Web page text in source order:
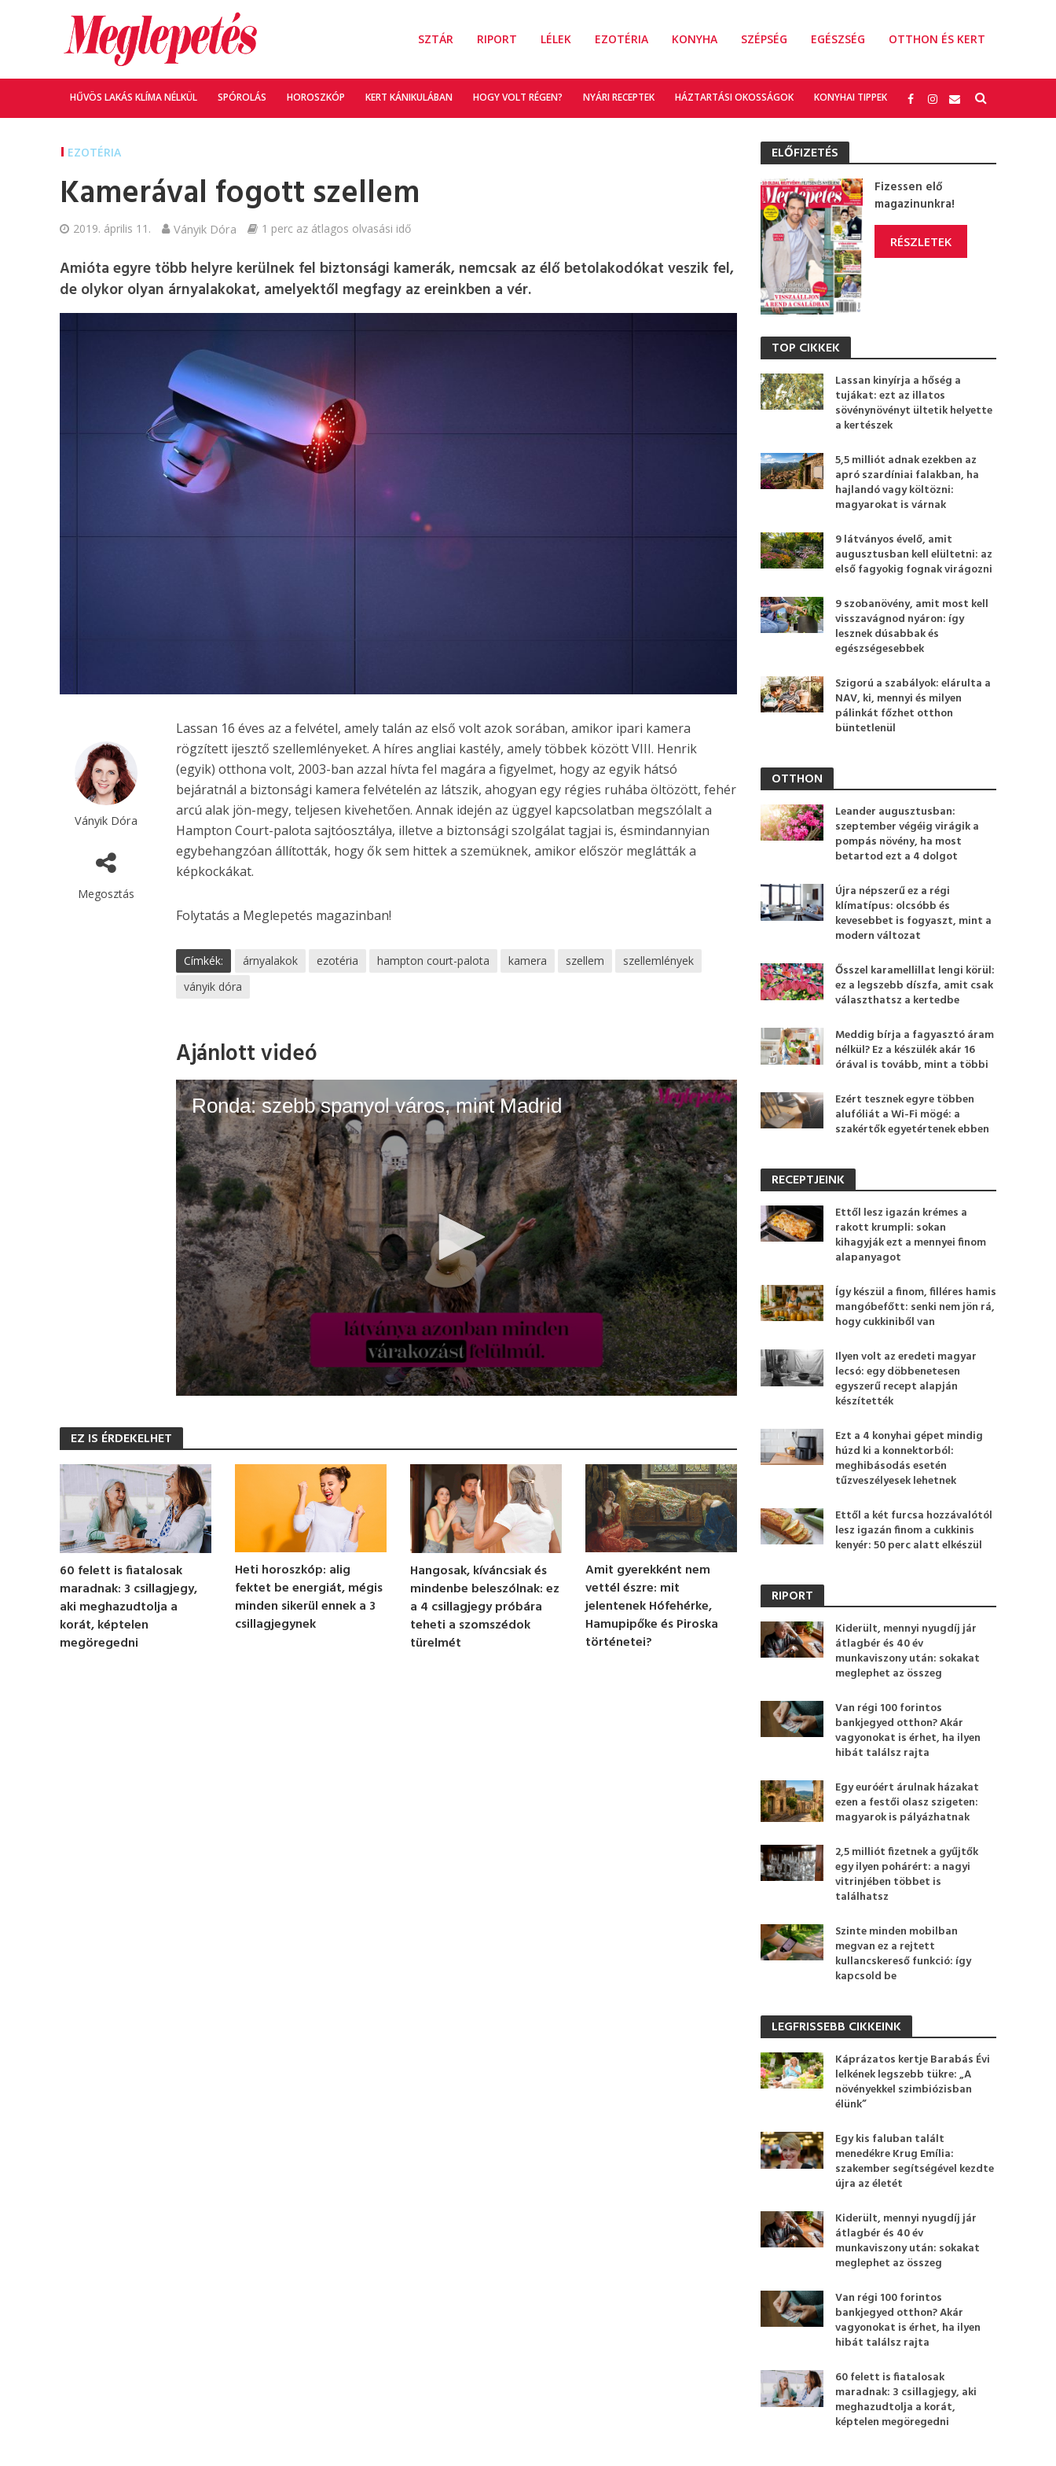
SZTÁR RIPORT LÉLEK EZOTÉRIA KONYHA SZÉPSÉG EGÉSZSÉG OTTHON ÉS KERT
HŰVÖS LAKÁS KLÍMA NÉLKÜL SPÓROLÁS HOROSZKÓP KERT KÁNIKULÁBAN HOGY VOLT RÉGEN? NYÁRI RECEPTEK HÁZTARTÁSI OKOSSÁGOK KONYHAI TIPPEK
EZOTÉRIA
Kamerával fogott szellem
2019. április 11. Ványik Dóra 1 perc az átlagos olvasási idő
Amióta egyre több helyre kerülnek fel biztonsági kamerák, nemcsak az élő betolakodókat veszik fel,
de olykor olyan árnyalakokat, amelyektől megfagy az ereinkben a vér.
Ványik Dóra
Megosztás
Lassan 16 éves az a felvétel, amely talán az első volt azok sorában, amikor ipari kamera
rögzített ijesztő szellemlényeket. A híres angliai kastély, amely többek között VIII. Henrik
(egyik) otthona volt, 2003-ban azzal hívta fel magára a figyelmet, hogy az egyik hátsó
bejáratnál a biztonsági kamera felvételén az látszik, ahogyan egy régies ruhába öltözött, fehér
arcú alak jön-megy, teljesen kivehetően. Annak idején az üggyel kapcsolatban megszólalt a
Hampton Court-palota sajtóosztálya, illetve a biztonsági szolgálat tagjai is, ésmindannyian
egybehangzóan állították, hogy ők sem hittek a szemüknek, amikor először meglátták a
képkockákat.
Folytatás a Meglepetés magazinban!
Címkék: árnyalakok ezotéria hampton court-palota kamera szellem
szellemlények
ványik dóra
Ajánlott videó
Ronda: szebb spanyol város, mint Madrid
e
o
n
d
s
o
f
1
m
i
n
u
t
e
,
EZ IS ÉRDEKELHET
60 felett is fiatalosak
maradnak: 3 csillagjegy,
aki meghazudtolja a
korát, képtelen
megöregedni
Heti horoszkóp: alig
fektet be energiát, mégis
minden sikerül ennek a 3
csillagjegynek
Hangosak, kíváncsiak és
mindenbe beleszólnak: ez
a 4 csillagjegy próbára
teheti a szomszédok
türelmét
Amit gyerekként nem
vettél észre: mit
jelentenek Hófehérke,
Hamupipőke és Piroska
történetei?
ELŐFIZETÉS
Fizessen elő
magazinunkra!
RÉSZLETEK
TOP CIKKEK
Lassan kinyírja a hőség a
tujákat: ezt az illatos
sövénynövényt ültetik helyette
a kertészek
5,5 milliót adnak ezekben az
apró szardíniai falakban, ha
hajlandó vagy költözni:
magyarokat is várnak
9 látványos évelő, amit
augusztusban kell elültetni: az
első fagyokig fognak virágozni
9 szobanövény, amit most kell
visszavágnod nyáron: így
lesznek dúsabbak és
egészségesebbek
Szigorú a szabályok: elárulta a
NAV, ki, mennyi és milyen
pálinkát főzhet otthon
büntetlenül
OTTHON
Leander augusztusban:
szeptember végéig virágik a
pompás növény, ha most
betartod ezt a 4 dolgot
Újra népszerű ez a régi
klímatípus: olcsóbb és
kevesebbet is fogyaszt, mint a
modern változat
Ősszel karamellillat lengi körül:
ez a legszebb díszfa, amit csak
választhatsz a kertedbe
Meddig bírja a fagyasztó áram
nélkül? Ez a készülék akár 16
órával is tovább, mint a többi
Ezért tesznek egyre többen
alufóliát a Wi-Fi mögé: a
szakértők egyetértenek ebben
RECEPTJEINK
Ettől lesz igazán krémes a
rakott krumpli: sokan
kihagyják ezt a mennyei finom
alapanyagot
Így készül a finom, filléres hamis
mangóbefőtt: senki nem jön rá,
hogy cukkiniből van
Ilyen volt az eredeti magyar
lecsó: egy döbbenetesen
egyszerű recept alapján
készítették
Ezt a 4 konyhai gépet mindig
húzd ki a konnektorból:
meghibásodás esetén
tűzveszélyesek lehetnek
Ettől a két furcsa hozzávalótól
lesz igazán finom a cukkinis
kenyér: 50 perc alatt elkészül
RIPORT
Kiderült, mennyi nyugdíj jár
átlagbér és 40 év
munkaviszony után: sokakat
meglephet az összeg
Van régi 100 forintos
bankjegyed otthon? Akár
vagyonokat is érhet, ha ilyen
hibát találsz rajta
Egy euróért árulnak házakat
ezen a festői olasz szigeten:
magyarok is pályázhatnak
2,5 milliót fizetnek a gyűjtők
egy ilyen pohárért: a nagyi
vitrinjében többet is
találhatsz
Szinte minden mobilban
megvan ez a rejtett
kullancskereső funkció: így
kapcsold be
LEGFRISSEBB CIKKEINK
Káprázatos kertje Barabás Évi
lelkének legszebb tükre: „A
növényekkel szimbiózisban
élünk”
Egy kis faluban talált
menedékre Krug Emília:
szakember segítségével kezdte
újra az életét
Kiderült, mennyi nyugdíj jár
átlagbér és 40 év
munkaviszony után: sokakat
meglephet az összeg
Van régi 100 forintos
bankjegyed otthon? Akár
vagyonokat is érhet, ha ilyen
hibát találsz rajta
60 felett is fiatalosak
maradnak: 3 csillagjegy, aki
meghazudtolja a korát,
képtelen megöregedni